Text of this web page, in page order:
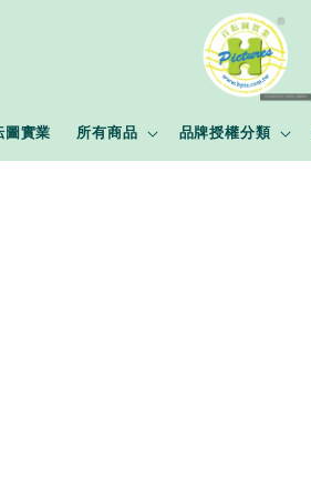
圖實業 所有商品 品牌授權分類